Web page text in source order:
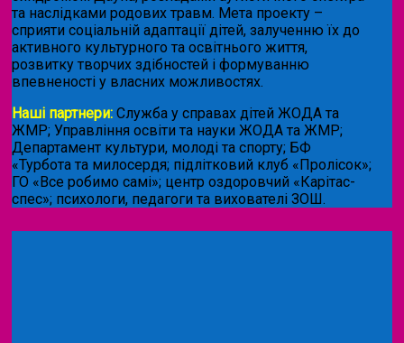
та наслідками родових травм. Мета проекту –
сприяти соціальній адаптації дітей, залученню їх до
активного культурного та освітнього життя,
розвитку творчих здібностей і формуванню
впевненості у власних можливостях.
Наші партнери: Служба у справах дітей ЖОДА та
ЖМР; Управління освіти та науки ЖОДА та ЖМР;
Департамент культури, молоді та спорту; БФ
«Турбота та милосердя; підлітковий клуб «Пролісок»;
ГО «Все робимо самі»; центр оздоровчий «Карітас-
спес»; психологи, педагоги та вихователі ЗОШ.